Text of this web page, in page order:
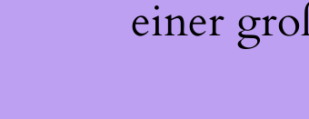
einer